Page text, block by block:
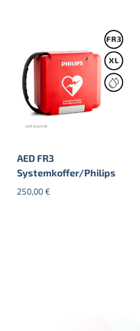
AED FR3
Systemkoffer/Philips
250,00€